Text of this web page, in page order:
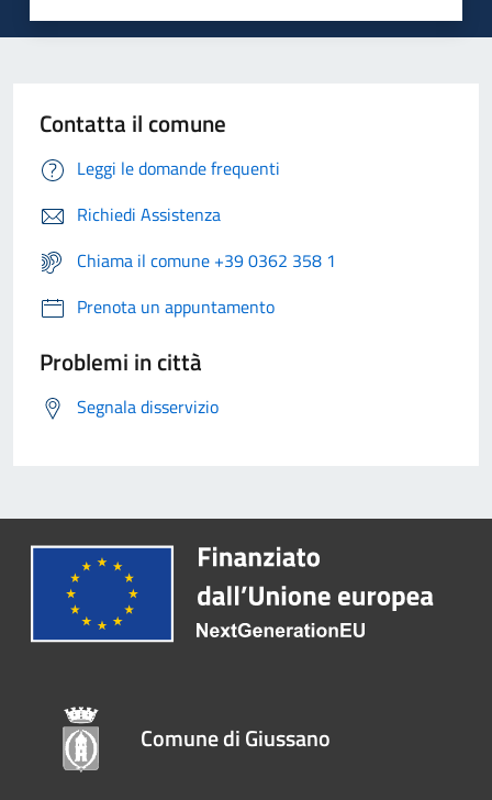
Contatta il comune
Leggi le domande frequenti
Richiedi Assistenza
Chiama il comune +39 0362 358 1
Prenota un appuntamento
Problemi in città
Segnala disservizio
Comune di Giussano